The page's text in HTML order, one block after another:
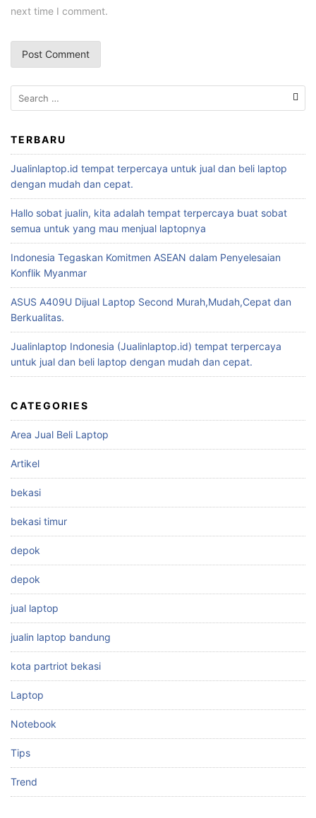
next time I comment.
TERBARU
Jualinlaptop.id tempat terpercaya untuk jual dan beli laptop
dengan mudah dan cepat.
Hallo sobat jualin, kita adalah tempat terpercaya buat sobat
semua untuk yang mau menjual laptopnya
Indonesia Tegaskan Komitmen ASEAN dalam Penyelesaian
Konflik Myanmar
ASUS A409U Dijual Laptop Second Murah,Mudah,Cepat dan
Berkualitas.
Jualinlaptop Indonesia (Jualinlaptop.id) tempat terpercaya
untuk jual dan beli laptop dengan mudah dan cepat.
CATEGORIES
Area Jual Beli Laptop
Artikel
bekasi
bekasi timur
depok
depok
jual laptop
jualin laptop bandung
kota partriot bekasi
Laptop
Notebook
Tips
Trend